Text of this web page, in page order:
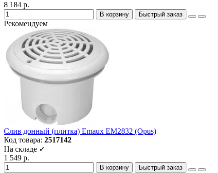
8 184 р.
В корзину Быстрый заказ
Рекомендуем
Слив донный (плитка) Emaux EM2832 (Opus)
Код товара: 2517142
На складе ✓
1 549 р.
В корзину Быстрый заказ